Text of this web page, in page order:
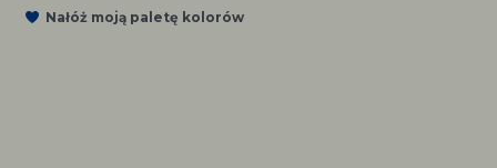
Nałóż moją paletę kolorów